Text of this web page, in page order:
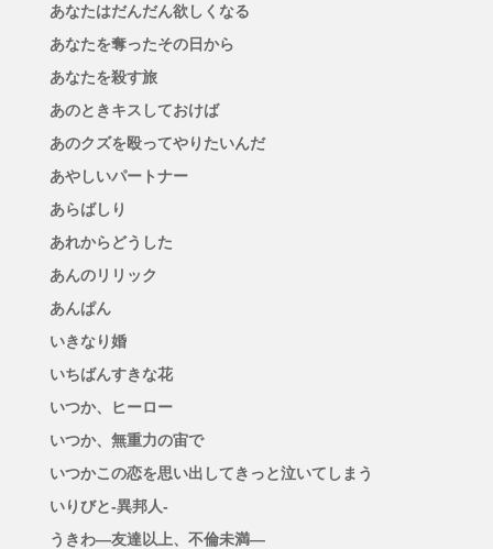
あなたはだんだん欲しくなる
あなたを奪ったその日から
あなたを殺す旅
あのときキスしておけば
あのクズを殴ってやりたいんだ
あやしいパートナー
あらばしり
あれからどうした
あんのリリック
あんぱん
いきなり婚
いちばんすきな花
いつか、ヒーロー
いつか、無重力の宙で
いつかこの恋を思い出してきっと泣いてしまう
いりびと-異邦人-
うきわ―友達以上、不倫未満―